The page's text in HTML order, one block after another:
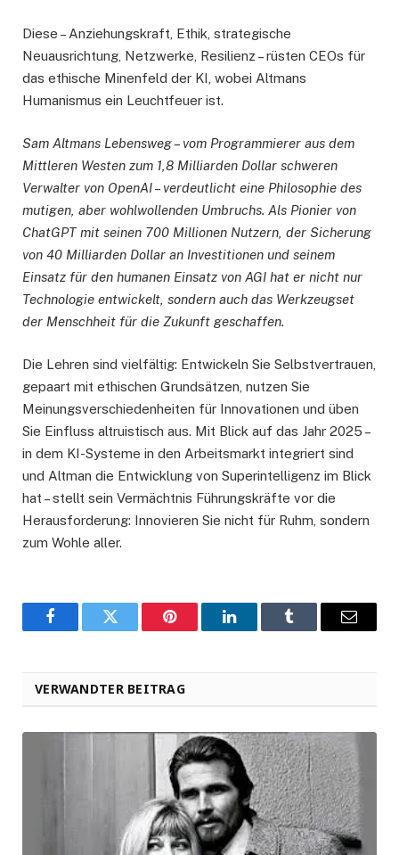
Diese – Anziehungskraft, Ethik, strategische
Neuausrichtung, Netzwerke, Resilienz – rüsten CEOs für
das ethische Minenfeld der KI, wobei Altmans
Humanismus ein Leuchtfeuer ist.
Sam Altmans Lebensweg – vom Programmierer aus dem
Mittleren Westen zum 1,8 Milliarden Dollar schweren
Verwalter von OpenAI – verdeutlicht eine Philosophie des
mutigen, aber wohlwollenden Umbruchs. Als Pionier von
ChatGPT mit seinen 700 Millionen Nutzern, der Sicherung
von 40 Milliarden Dollar an Investitionen und seinem
Einsatz für den humanen Einsatz von AGI hat er nicht nur
Technologie entwickelt, sondern auch das Werkzeugset
der Menschheit für die Zukunft geschaffen.
Die Lehren sind vielfältig: Entwickeln Sie Selbstvertrauen,
gepaart mit ethischen Grundsätzen, nutzen Sie
Meinungsverschiedenheiten für Innovationen und üben
Sie Einfluss altruistisch aus. Mit Blick auf das Jahr 2025 –
in dem KI-Systeme in den Arbeitsmarkt integriert sind
und Altman die Entwicklung von Superintelligenz im Blick
hat – stellt sein Vermächtnis Führungskräfte vor die
Herausforderung: Innovieren Sie nicht für Ruhm, sondern
zum Wohle aller.
FacebookTwitter Pinterest LinkedInTumblr Email
VERWANDTER BEITRAG